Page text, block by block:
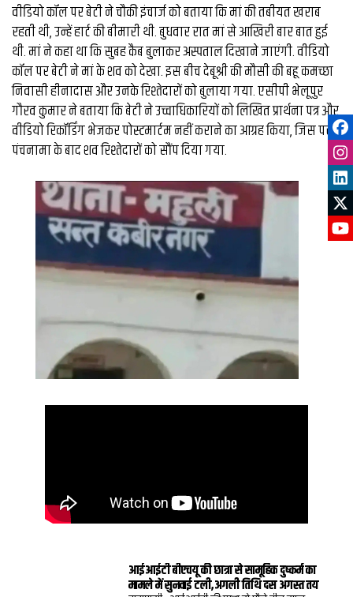
वीडियो कॉल पर बेटी ने चौकी इंचार्ज को बताया कि मां की तबीयत खराब
रहती थी, उन्हें हार्ट की बीमारी थी. बुधवार रात मां से आखिरी बार बात हुई
थी. मां ने कहा था कि सुबह कैब बुलाकर अस्पताल दिखाने जाएंगी. वीडियो
कॉल पर बेटी ने मां के शव को देखा. इस बीच देबूश्री की मौसी की बहू कमच्छा
निवासी हीनादास और उनके रिश्तेदारों को बुलाया गया. एसीपी भेलूपुर
गौरव कुमार ने बताया कि बेटी ने उच्चाधिकारियों को लिखित प्रार्थना पत्र और
वीडियो रिकॉर्डिंग भेजकर पोस्टमार्टम नहीं कराने का आग्रह किया, जिस पर
पंचनामा के बाद शव रिश्तेदारों को सौंप दिया गया.
आईआईटी बीएचयू की छात्रा से सामूहिक दुष्कर्म का
मामले में सुनवाई टली,अगली तिथि दस अगस्त तय